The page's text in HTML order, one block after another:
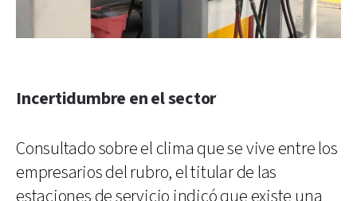
Incertidumbre en el sector
Consultado sobre el clima que se vive entre los
empresarios del rubro, el titular de las
estaciones de servicio indicó que existe una